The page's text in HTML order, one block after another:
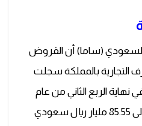
السعودي (ساما) أن القروض
التجارية بالمملكة سجلت
ملحوظًا بنحو 11.6% في نهاية الربع الثاني من عام
2024، وذلك بزيادة وصلت إلى 85.55 مليار ريال سعودي